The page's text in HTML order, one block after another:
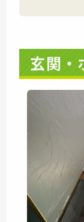
玄関・